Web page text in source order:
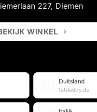
227, Diemen
WINKEL
Duitsland
fatdaddy.de